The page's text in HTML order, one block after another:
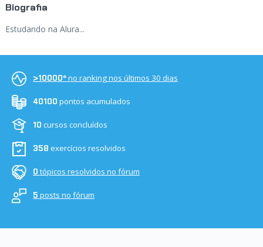
Biografia
Estudando na Alura...
>10000ºno ranking nos últimos 30 dias
40100 pontos acumulados
10 cursos concluídos
358 exercícios resolvidos
0 tópicos resolvidos no fórum
5 posts no fórum